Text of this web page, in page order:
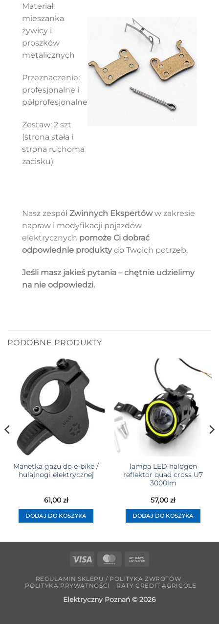
Materiał:
mieszanka
żywicy i
proszków
metalicznych
Przeznaczenie:
profesjonalne i
półprofesjonalne
Zestaw: 2 szt
(strona stała i
strona ruchoma
zacisku)
Nasz zespółZwinnych Ekspertóww zakresie
napraw i modyfikacji pojazdów
elektrycznych pomoże Ci dobrać
odpowiednie produktydo Twoich potrzeb.
Jeśli masz jakieś pytania – chętnie udzielimy
na nie odpowiedzi.
PODOBNE PRODUKTY
Manetka gazu do e-bike /
hulajnogi elektrycznej
61,00 zł
DODAJ DO KOSZYKA
lampa LED halogen
reflektor quad cross U7
3000lm
57,00 zł
DODAJ DO KOSZYKA
Visa MasterCard
REGULAMIN SKLEPU / POLITYKA ZWROTÓW
POLITYKA PRYWATNOŚCI
RATY CREDIT AGRICOLE
Elektryczny Poznań © 2026